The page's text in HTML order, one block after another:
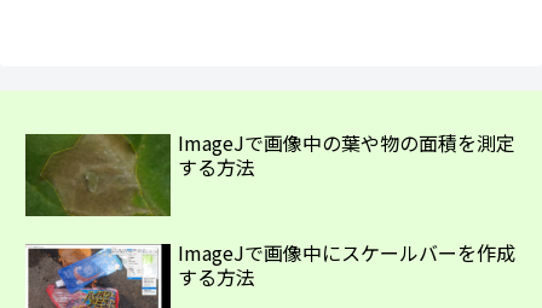
ImageJで画像中の葉や物の面積を測定
する方法
ImageJで画像中にスケールバーを作成
する方法